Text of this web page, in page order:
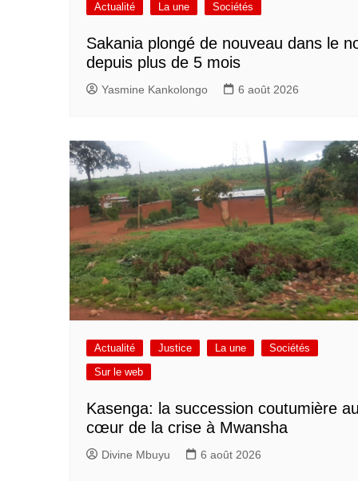
Actualité La une Sociétés
Sakania plongé de nouveau dans le
depuis plus de 5 mois
Yasmine Kankolongo 6 août 2026
Actualité Justice La une
Sociétés
Sur le web
Kasenga: la succession coutumière
cœur de la crise à Mwansha
Divine Mbuyu 6 août 2026